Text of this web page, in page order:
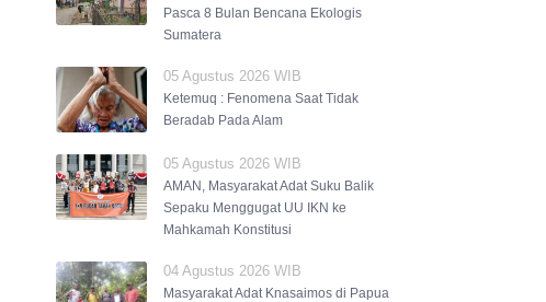
Pasca 8 Bulan Bencana Ekologis
Sumatera
05 Agustus 2026 WIB
Ketemuq : Fenomena Saat Tidak
Beradab Pada Alam
05 Agustus 2026 WIB
AMAN, Masyarakat Adat Suku Balik
Sepaku Menggugat UU IKN ke
Mahkamah Konstitusi
04 Agustus 2026 WIB
Masyarakat Adat Knasaimos di Papua